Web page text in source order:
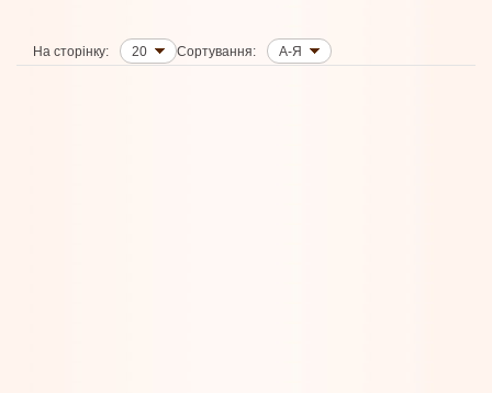
На сторінку: 20 Сортування: А-Я